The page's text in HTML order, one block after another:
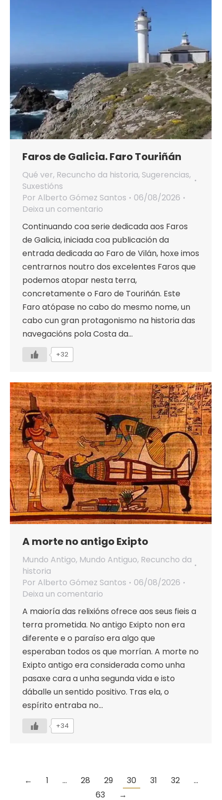
Faros de Galicia. Faro Touriñán
Qué ver, Recuncho da historia, Sugerencias,
Suxestións
Por Alberto Gómez Santos
06/08/2026
Deixa un comentario
Continuando coa serie dedicada aos Faros
de Galicia, iniciada coa publicación da
entrada dedicada ao Faro de Vilán, hoxe imos
centrarnos noutro dos excelentes Faros que
podemos atopar nesta terra,
concretamente o Faro de Touriñán. Este
Faro atópase no cabo do mesmo nome, un
cabo cun gran protagonismo na historia das
navegacións pola Costa da…
+32
A morte no antigo Exipto
Mundo Antigo, Mundo Antiguo, Recuncho da
historia
Por Alberto Gómez Santos
06/08/2026
Deixa un comentario
A maioría das relixións ofrece aos seus fieis a
terra prometida. No antigo Exipto non era
diferente e o paraíso era algo que
esperaban todos os que morrían. A morte no
Exipto antigo era considerada como unha
pasaxe cara a unha segunda vida e isto
dáballe un sentido positivo. Tras ela, o
espírito entraba no…
+34
← 1 … 28 29 30 31 32
…
63
→